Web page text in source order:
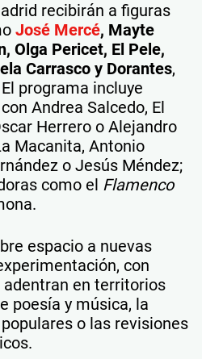
recibirán a figuras
José Mercé, Mayte
Olga Pericet, El Pele,
Carrasco y Dorantes,
programa incluye
Andrea Salcedo, El
Herrero o Alejandro
Macanita, Antonio
o Jesús Méndez;
como el Flamenco
espacio a nuevas
con
en territorios
poesía y música, la
o las revisiones